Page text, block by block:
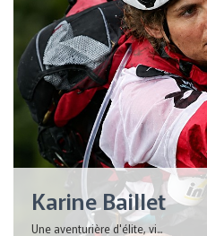
Karine Baillet
Une aventurière d'élite, vi...